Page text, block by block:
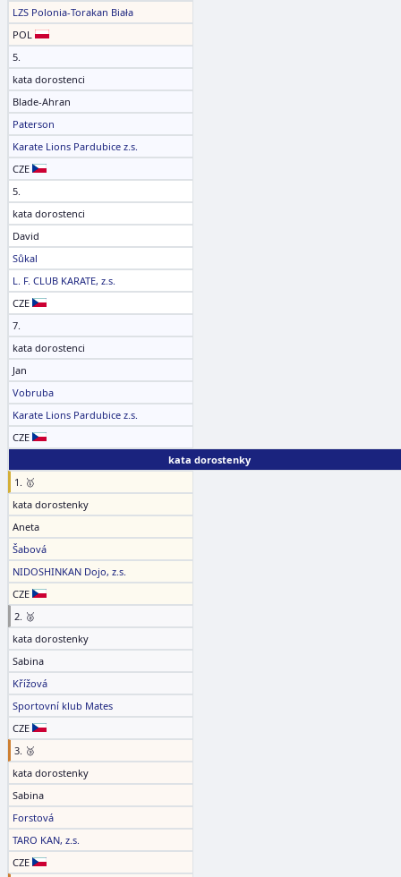
LZS Polonia-Torakan Biała
POL
5.
kata dorostenci
Blade-Ahran
Paterson
Karate Lions Pardubice z.s.
CZE
5.
kata dorostenci
David
Sůkal
L. F. CLUB KARATE, z.s.
CZE
7.
kata dorostenci
Jan
Vobruba
Karate Lions Pardubice z.s.
CZE
kata dorostenky
1. 🥇
kata dorostenky
Aneta
Šabová
NIDOSHINKAN Dojo, z.s.
CZE
2. 🥈
kata dorostenky
Sabina
Křížová
Sportovní klub Mates
CZE
3. 🥉
kata dorostenky
Sabina
Forstová
TARO KAN, z.s.
CZE